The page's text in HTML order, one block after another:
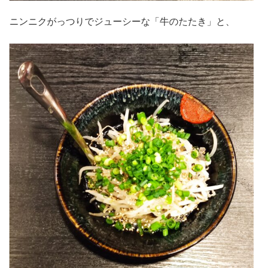
ニンニクがっつりでジューシーな「牛のたたき」と、